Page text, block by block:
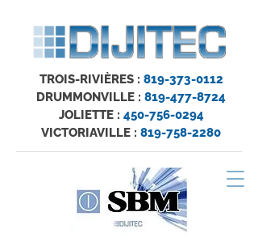
TROIS-RIVIÈRES : 819-373-0112
DRUMMONVILLE : 819-477-8724
JOLIETTE : 450-756-0294
VICTORIAVILLE : 819-758-2280